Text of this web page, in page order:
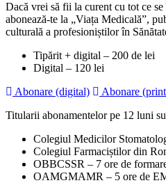
Dacă vrei să fii la curent cu tot ce
abonează-te la „Viața Medicală”,
culturală a profesioniștilor în
Tipărit + digital – 200 de lei
Digital – 120 lei
Abonare (digital)
Abonare
Titularii abonamentelor pe 12 luni
Colegiul Medicilor
Colegiul Farmaciștilor din
OBBCSSR – 7 ore de
OAMGMAMR – 5 ore de